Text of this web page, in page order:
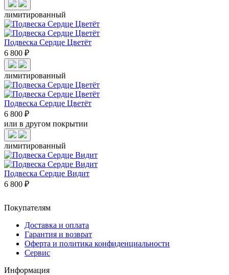
лимитированный
Подвеска Сердце Цветёт
6 800 ₽
лимитированный
Подвеска Сердце Цветёт
6 800 ₽
или в другом покрытии
лимитированный
Подвеска Сердце Видит
6 800 ₽
Покупателям
Доставка и оплата
Гарантия и возврат
Оферта и политика конфиденциальности
Сервис
Информация